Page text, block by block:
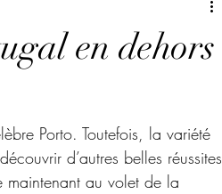
en dehors
Porto. Toutefois, la variété
d’autres belles réussites
au volet de la